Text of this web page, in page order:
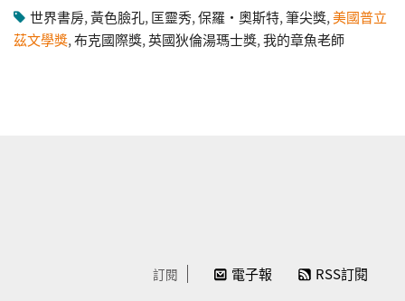
世界書房,黃色臉孔, 匡靈秀,保羅・奧斯特,筆尖獎,美國普立
茲文學獎,布克國際獎,英國狄倫湯瑪士獎,我的章魚老師
訂閱 電子報 RSS訂閱